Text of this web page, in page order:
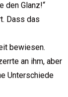
den Glanz!“
Dass das
bewiesen.
an ihm, aber
Unterschiede